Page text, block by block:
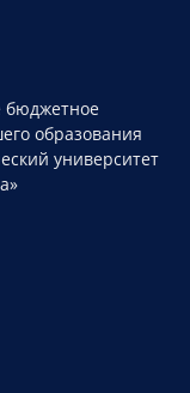
бюджетное
образования
университет